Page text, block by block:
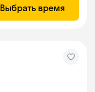
Выбрать время